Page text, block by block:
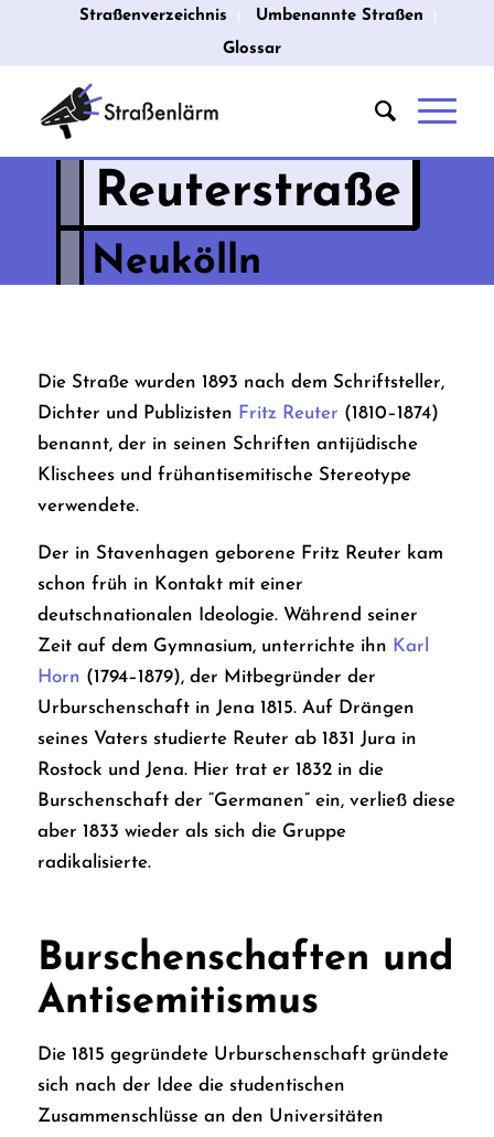
Straßenverzeichnis
Umbenannte Straßen
Glossar
Reuterstraße
Neukölln
Die Straße wurden 1893 nach dem Schriftsteller,
Dichter und Publizisten Fritz Reuter (1810–1874)
benannt, der in seinen Schriften antijüdische
Klischees und frühantisemitische Stereotype
verwendete.
Der in Stavenhagen geborene Fritz Reuter kam
schon früh in Kontakt mit einer
deutschnationalen Ideologie. Während seiner
Zeit auf dem Gymnasium, unterrichte ihn Karl
Horn (1794–1879), der Mitbegründer der
Urburschenschaft in Jena 1815. Auf Drängen
seines Vaters studierte Reuter ab 1831 Jura in
Rostock und Jena. Hier trat er 1832 in die
Burschenschaft der “Germanen” ein, verließ diese
aber 1833 wieder als sich die Gruppe
radikalisierte.
Burschenschaften und
Antisemitismus
Die 1815 gegründete Urburschenschaft gründete
sich nach der Idee die studentischen
Zusammenschlüsse an den Universitäten